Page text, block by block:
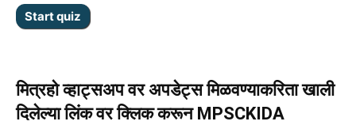
मित्रहो व्हाट्सअप वर अपडेट्स मिळवण्याकरिता खाली
दिलेल्या लिंक वर क्लिक करून MPSCKIDA